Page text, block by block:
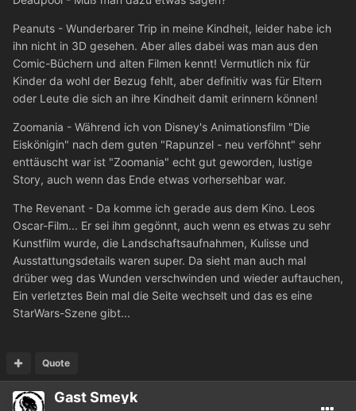
Peanuts - Wunderbarer Trip in meine Kindheit, leider habe ich
ihn nicht in 3D gesehen. Aber alles dabei was man aus den
Comic-Büchern und alten Filmen kennt! Vermutlich nix für
Kinder da wohl der Bezug fehlt, aber definitiv was für Eltern
oder Leute die sich an ihre Kindheit damit erinnern können!
Zoomania - Während ich von Disney's Animationsfilm "Die
Eiskönigin" nach dem guten "Rapunzel - neu verföhnt" sehr
enttäuscht war ist "Zoomania" echt gut geworden, lustige
Story, auch wenn das Ende etwas vorhersehbar war.
The Revenant - Da komme ich gerade aus dem Kino. Leos
Oscar-Film... Er sei ihm gegönnt, auch wenn es etwas zu sehr
Kunstfilm wurde, die Landschaftsaufnahmen, Kulisse und
Ausstattungsdetails waren super. Da sieht man auch mal
drüber weg das Wunden verschwinden und wieder auftauchen,
Ein verletztes Bein mal die Seite wechselt und das es eine
StarWars-Szene gibt...
Quote
Gast Smeyk